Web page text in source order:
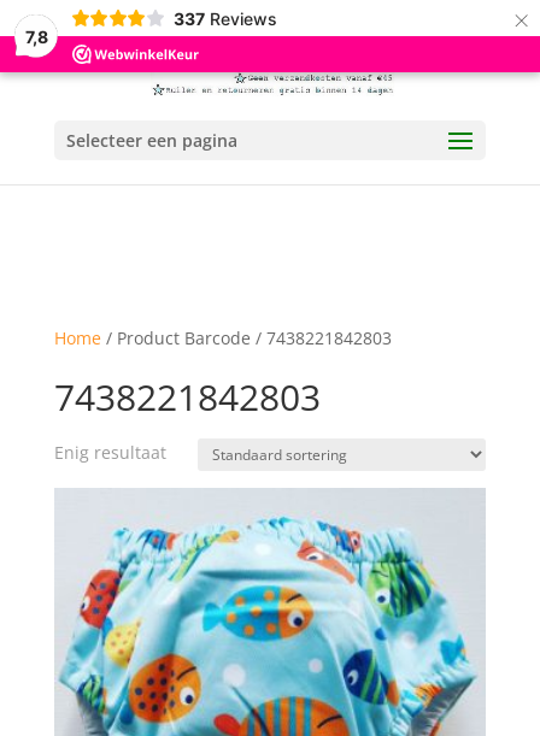
7,8
337 Reviews ×
Selecteer een pagina
Home/ Product Barcode / 7438221842803
7438221842803
Enig resultaat